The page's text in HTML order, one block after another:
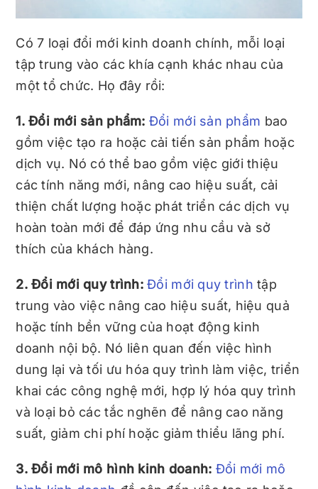
Có 7 loại đổi mới kinh doanh chính, mỗi loại
tập trung vào các khía cạnh khác nhau của
một tổ chức. Họ đây rồi:
1. Đổi mới sản phẩm: Đổi mới sản phẩm bao
gồm việc tạo ra hoặc cải tiến sản phẩm hoặc
dịch vụ. Nó có thể bao gồm việc giới thiệu
các tính năng mới, nâng cao hiệu suất, cải
thiện chất lượng hoặc phát triển các dịch vụ
hoàn toàn mới để đáp ứng nhu cầu và sở
thích của khách hàng.
2. Đổi mới quy trình: Đổi mới quy trình tập
trung vào việc nâng cao hiệu suất, hiệu quả
hoặc tính bền vững của hoạt động kinh
doanh nội bộ. Nó liên quan đến việc hình
dung lại và tối ưu hóa quy trình làm việc, triển
khai các công nghệ mới, hợp lý hóa quy trình
và loại bỏ các tắc nghẽn để nâng cao năng
suất, giảm chi phí hoặc giảm thiểu lãng phí.
3. Đổi mới mô hình kinh doanh: Đổi mới mô